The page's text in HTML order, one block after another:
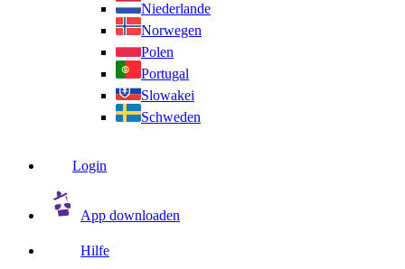
Niederlande
Norwegen
Polen
Portugal
Slowakei
Schweden
Login
App downloaden
Hilfe